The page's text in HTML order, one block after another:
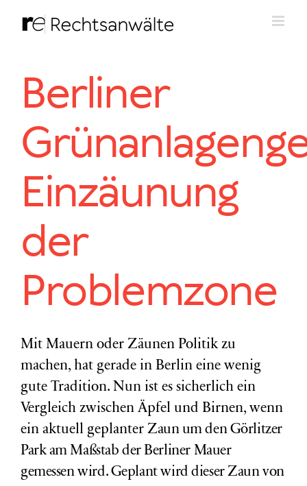
Inhalt
Berliner
Einzäunung
der
Problemzone
Mit Mauern oder Zäunen Politik zu
machen, hat gerade in Berlin eine wenig
gute Tradition. Nun ist es sicherlich ein
Vergleich zwischen Äpfel und Birnen, wenn
ein aktuell geplanter Zaun um den Görlitzer
Parkam Maßstab der Berliner Mauer
gemessen wird. Geplant wird dieser Zaun von